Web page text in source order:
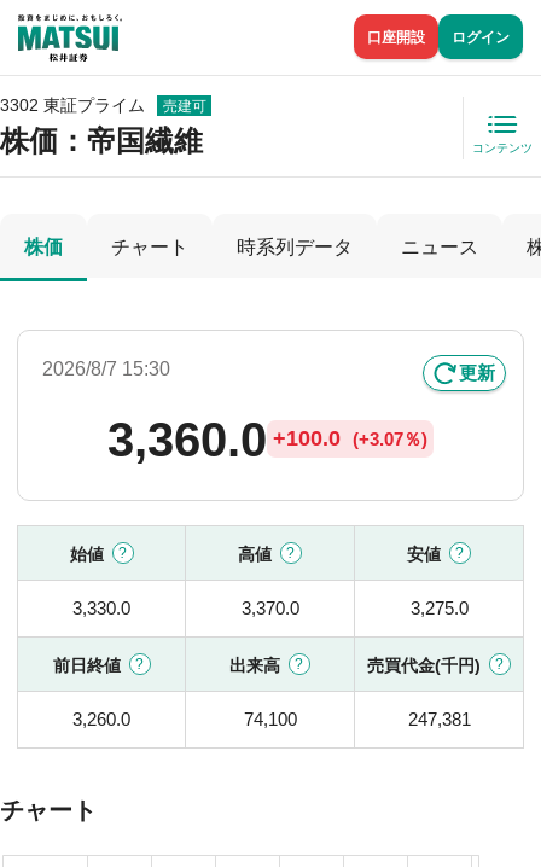
口座開設 ログイン
3302 東証プライム 売建可
株価 ：帝国繊維 コンテンツ
株価 チャート 時系列データ ニュース
2026/8/7 15:30 更新
3,360.0 +100.0 (+3.07％)
始値 高値 安値
3,330.0 3,370.0 3,275.0
前日終値 出来高 売買代金(千円)
3,260.0 74,100 247,381
チャート